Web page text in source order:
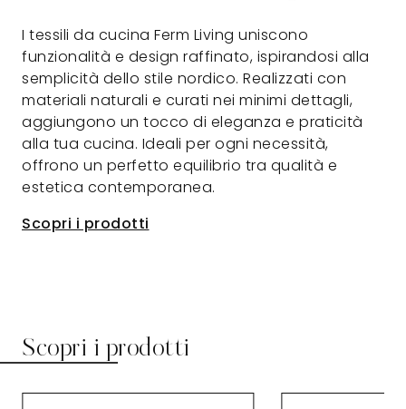
I tessili da cucina Ferm Living uniscono
funzionalità e design raffinato, ispirandosi alla
semplicità dello stile nordico. Realizzati con
materiali naturali e curati nei minimi dettagli,
aggiungono un tocco di eleganza e praticità
alla tua cucina. Ideali per ogni necessità,
offrono un perfetto equilibrio tra qualità e
estetica contemporanea.
Scopri i prodotti
Scopri i prodotti